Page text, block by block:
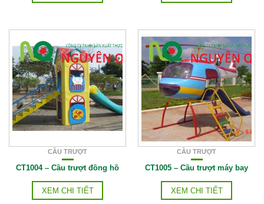
CẦU TRƯỢT
CT1004 – Cầu trượt đồng hồ
XEM CHI TIẾT
CẦU TRƯỢT
CT1005 – Cầu trượt máy bay
XEM CHI TIẾT